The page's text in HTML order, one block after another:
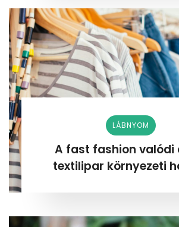
LÁBNYOM
A fast fashion valódi
textilipar környezeti